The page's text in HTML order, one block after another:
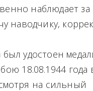
наблюдает
наводчику,
удостоен
18.08.1944 года
на сильный